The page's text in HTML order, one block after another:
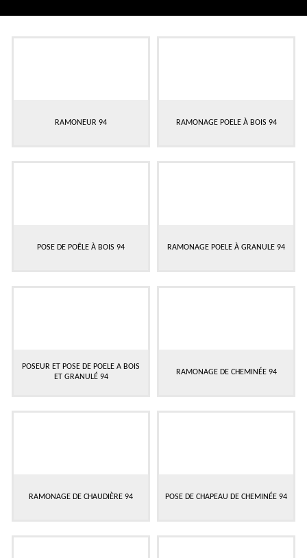
RAMONEUR 94 RAMONAGE POELE À BOIS 94
POSE DE POÊLE À BOIS 94 RAMONAGE POELE À GRANULE 94
POSEUR ET POSE DE POELE A BOIS
ET GRANULÉ 94
RAMONAGE DE CHEMINÉE 94
RAMONAGE DE CHAUDIÈRE 94 POSE DE CHAPEAU DE CHEMINÉE 94